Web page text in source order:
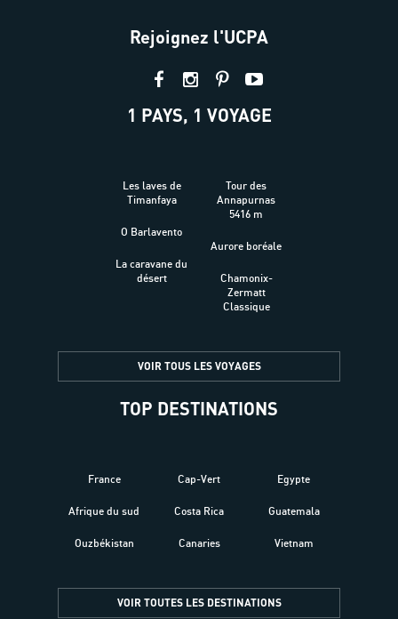
Rejoignez l'UCPA
1 PAYS, 1 VOYAGE
Les laves de
Timanfaya
O Barlavento
La caravane du
désert
Tour des
Annapurnas
5416 m
Aurore boréale
Chamonix-
Zermatt
Classique
VOIR TOUS LES VOYAGES
TOP DESTINATIONS
France
Afrique du sud
Ouzbékistan
Cap-Vert
Costa Rica
Canaries
Egypte
Guatemala
Vietnam
VOIR TOUTES LES DESTINATIONS